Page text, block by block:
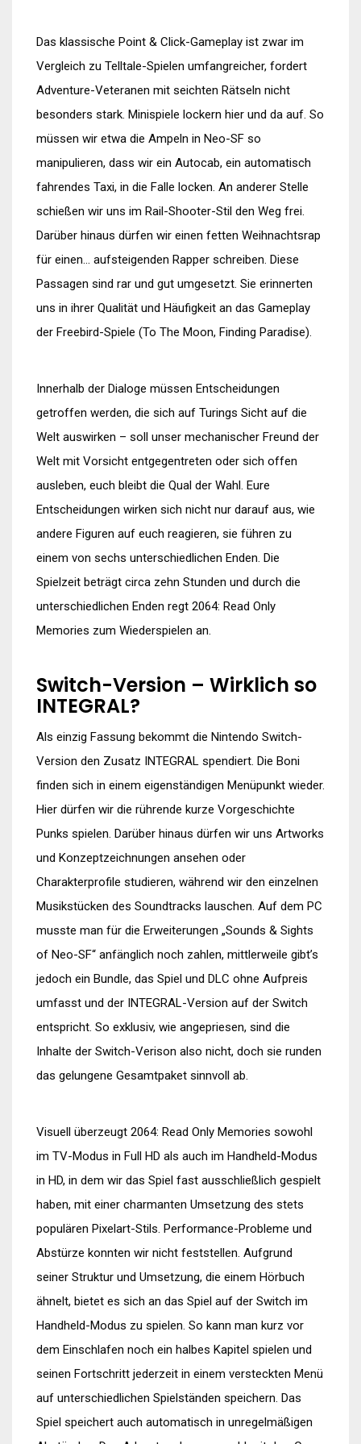
Das klassische Point & Click-Gameplay ist zwar im
Vergleich zu Telltale-Spielen umfangreicher, fordert
Adventure-Veteranen mit seichten Rätseln nicht
besonders stark. Minispiele lockern hier und da auf. So
müssen wir etwa die Ampeln in Neo-SF so
manipulieren, dass wir ein Autocab, ein automatisch
fahrendes Taxi, in die Falle locken. An anderer Stelle
schießen wir uns im Rail-Shooter-Stil den Weg frei.
Darüber hinaus dürfen wir einen fetten Weihnachtsrap
für einen… aufsteigenden Rapper schreiben. Diese
Passagen sind rar und gut umgesetzt. Sie erinnerten
uns in ihrer Qualität und Häufigkeit an das Gameplay
der Freebird-Spiele (To The Moon, Finding Paradise).
Innerhalb der Dialoge müssen Entscheidungen
getroffen werden, die sich auf Turings Sicht auf die
Welt auswirken – soll unser mechanischer Freund der
Welt mit Vorsicht entgegentreten oder sich offen
ausleben, euch bleibt die Qual der Wahl. Eure
Entscheidungen wirken sich nicht nur darauf aus, wie
andere Figuren auf euch reagieren, sie führen zu
einem von sechs unterschiedlichen Enden. Die
Spielzeit beträgt circa zehn Stunden und durch die
unterschiedlichen Enden regt 2064: Read Only
Memories zum Wiederspielen an.
Switch-Version – Wirklich so
INTEGRAL?
Als einzig Fassung bekommt die Nintendo Switch-
Version den Zusatz INTEGRAL spendiert. Die Boni
finden sich in einem eigenständigen Menüpunkt wieder.
Hier dürfen wir die rührende kurze Vorgeschichte
Punks spielen. Darüber hinaus dürfen wir uns Artworks
und Konzeptzeichnungen ansehen oder
Charakterprofile studieren, während wir den einzelnen
Musikstücken des Soundtracks lauschen. Auf dem PC
musste man für die Erweiterungen „Sounds & Sights
of Neo-SF“ anfänglich noch zahlen, mittlerweile gibt’s
jedoch ein Bundle, das Spiel und DLC ohne Aufpreis
umfasst und der INTEGRAL-Version auf der Switch
entspricht. So exklusiv, wie angepriesen, sind die
Inhalte der Switch-Verison also nicht, doch sie runden
das gelungene Gesamtpaket sinnvoll ab.
Visuell überzeugt 2064: Read Only Memories sowohl
im TV-Modus in Full HD als auch im Handheld-Modus
in HD, in dem wir das Spiel fast ausschließlich gespielt
haben, mit einer charmanten Umsetzung des stets
populären Pixelart-Stils. Performance-Probleme und
Abstürze konnten wir nicht feststellen. Aufgrund
seiner Struktur und Umsetzung, die einem Hörbuch
ähnelt, bietet es sich an das Spiel auf der Switch im
Handheld-Modus zu spielen. So kann man kurz vor
dem Einschlafen noch ein halbes Kapitel spielen und
seinen Fortschritt jederzeit in einem versteckten Menü
auf unterschiedlichen Spielständen speichern. Das
Spiel speichert auch automatisch in unregelmäßigen